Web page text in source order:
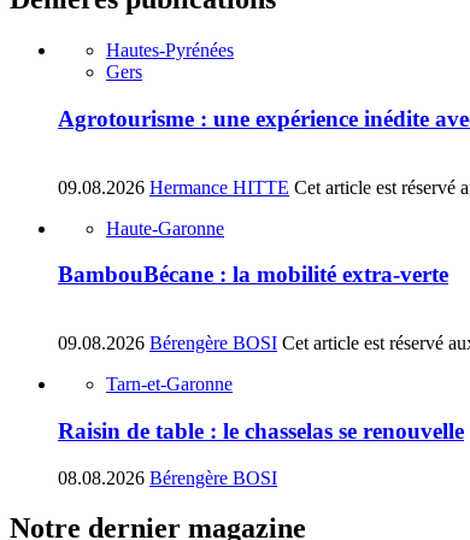
Hautes-Pyrénées
Gers
Agrotourisme : une expérience inédite
09.08.2026 Hermance HITTE Cet article est réservé
Haute-Garonne
BambouBécane : la mobilité extra-verte
09.08.2026 Bérengère BOSI Cet article est réservé
Tarn-et-Garonne
Raisin de table : le chasselas se renouvelle
08.08.2026 Bérengère BOSI
Notre dernier magazine